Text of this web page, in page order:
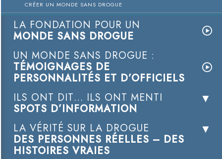
CRÉER UN MONDE SANS DROGUE
LA FONDATION POUR UN
MONDE SANS DROGUE
UN MONDE SANS DROGUE :
TÉMOIGNAGES DE
PERSONNALITÉS ET D’OFFICIELS
ILS ONT DIT… ILS ONT MENTI
SPOTS D’INFORMATION
LA VÉRITÉ SUR LA DROGUE
DES PERSONNES RÉELLES – DES
HISTOIRES VRAIES